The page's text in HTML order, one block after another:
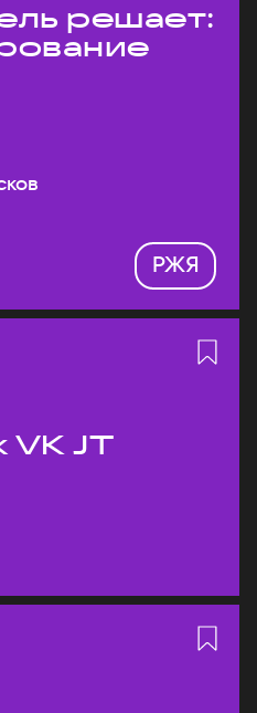
решает:
РЖЯ
VK JT